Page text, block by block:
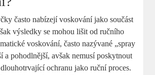
často nabízejí voskování jako součást
výsledky se mohou lišit od ručního
voskování, často nazývané „spray
a pohodlnější, avšak nemusí poskytnout
ochranu jako ruční proces.